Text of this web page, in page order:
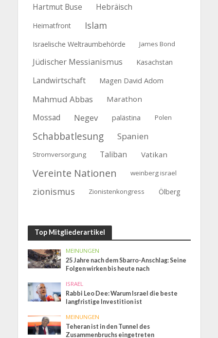
Hartmut Buse Hebräisch
Heimatfront Islam
Israelische Weltraumbehörde James Bond
Jüdischer Messianismus Kasachstan
Landwirtschaft Magen David Adom
Mahmud Abbas Marathon
Mossad Negev palästina Polen
Schabbatlesung Spanien
Stromversorgung Taliban Vatikan
Vereinte Nationen weinberg israel
zionismus Zionistenkongress Ölberg
Top Mitgliederartikel
MEINUNGEN
25 Jahre nach dem Sbarro-Anschlag: Seine
Folgen wirken bis heute nach
ISRAEL
Rabbi Leo Dee: Warum Israel die beste
langfristige Investition ist
MEINUNGEN
Teheran ist in den Tunnel des
Zusammenbruchs eingetreten